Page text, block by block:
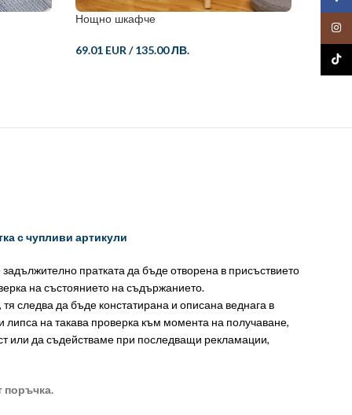
Нощно шкафче
69.01 EUR /135.00 ЛВ. 88.18
с чупливи артикули
пратката да бъде отворена в присъствието
на състоянието на съдържанието.
следва да бъде констатирана и описана веднага в
липса на такава проверка към момента на получаване,
или да съдействаме при последващи рекламации,
поръчка.